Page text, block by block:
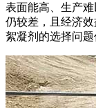
表面能高、生产
仍较差，且经济
絮凝剂的选择问题